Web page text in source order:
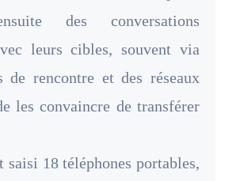
des conversations
leurs cibles, souvent via
de rencontre et des réseaux
les convaincre de transférer
18 téléphones portables,